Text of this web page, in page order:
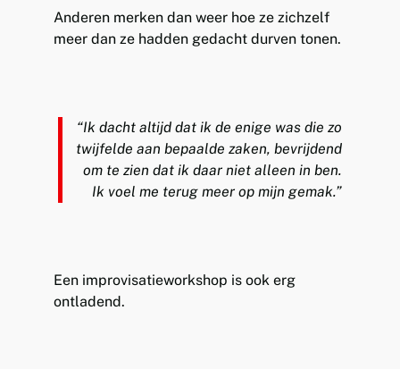
Anderen merken dan weer hoe ze zichzelf
meer dan ze hadden gedacht durven tonen.
“Ik dacht altijd dat ik de enige was die zo
twijfelde aan bepaalde zaken, bevrijdend
om te zien dat ik daar niet alleen in ben.
Ik voel me terug meer op mijn gemak.”
Een improvisatieworkshop is ook erg
ontladend.